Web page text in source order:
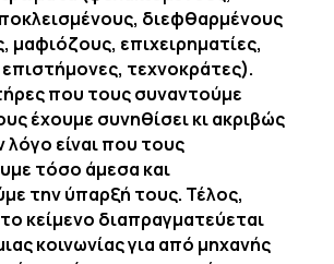
διεφθαρμένους
μαφιόζους, επιχειρηματίες,
επιστήμονες, τεχνοκράτες).
που τους συναντούμε
έχουμε συνηθίσει κι ακριβώς
λόγο είναι που τους
τόσο άμεσα και
την ύπαρξή τους. Τέλος,
κείμενο διαπραγματεύεται
κοινωνίας για από μηχανής